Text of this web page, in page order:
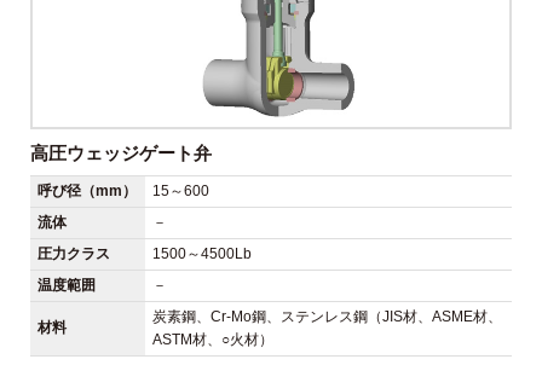
高圧ウェッジゲート弁
呼び径（mm）
15～600
流体
－
圧力クラス
1500～4500Lb
温度範囲
－
材料
炭素鋼、Cr-Mo鋼、ステンレス鋼（JIS材、ASME材、
ASTM材、○火材）